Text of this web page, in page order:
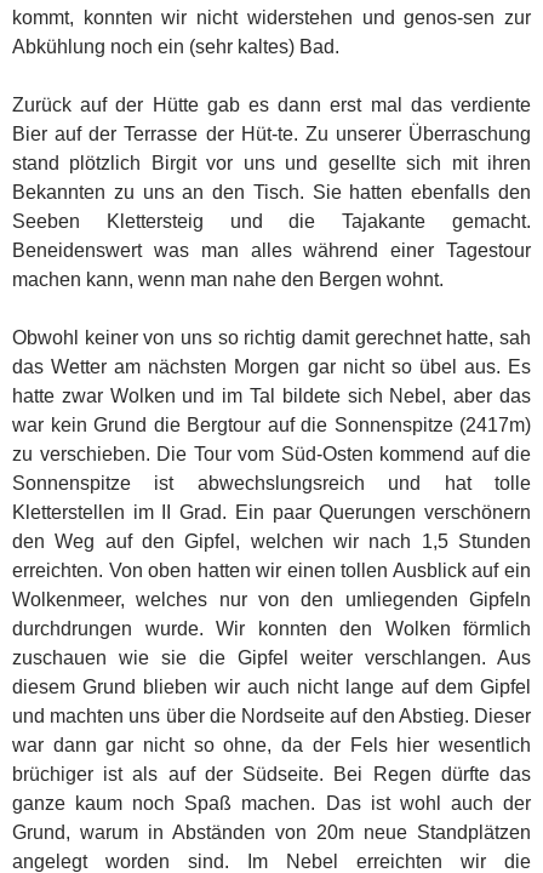
kommt, konnten wir nicht widerstehen und genos-sen zur
Abkühlung noch ein (sehr kaltes) Bad.
Zurück auf der Hütte gab es dann erst mal das verdiente
Bier auf der Terrasse der Hüt-te. Zu unserer Überraschung
stand plötzlich Birgit vor uns und gesellte sich mit ihren
Bekannten zu uns an den Tisch. Sie hatten ebenfalls den
Seeben Klettersteig und die Tajakante gemacht.
Beneidenswert was man alles während einer Tagestour
machen kann, wenn man nahe den Bergen wohnt.
Obwohl keiner von uns so richtig damit gerechnet hatte, sah
das Wetter am nächsten Morgen gar nicht so übel aus. Es
hatte zwar Wolken und im Tal bildete sich Nebel, aber das
war kein Grund die Bergtour auf die Sonnenspitze (2417m)
zu verschieben. Die Tour vom Süd-Osten kommend auf die
Sonnenspitze ist abwechslungsreich und hat tolle
Kletterstellen im II Grad. Ein paar Querungen verschönern
den Weg auf den Gipfel, welchen wir nach 1,5 Stunden
erreichten. Von oben hatten wir einen tollen Ausblick auf ein
Wolkenmeer, welches nur von den umliegenden Gipfeln
durchdrungen wurde. Wir konnten den Wolken förmlich
zuschauen wie sie die Gipfel weiter verschlangen. Aus
diesem Grund blieben wir auch nicht lange auf dem Gipfel
und machten uns über die Nordseite auf den Abstieg. Dieser
war dann gar nicht so ohne, da der Fels hier wesentlich
brüchiger ist als auf der Südseite. Bei Regen dürfte das
ganze kaum noch Spaß machen. Das ist wohl auch der
Grund, warum in Abständen von 20m neue Standplätzen
angelegt worden sind. Im Nebel erreichten wir die